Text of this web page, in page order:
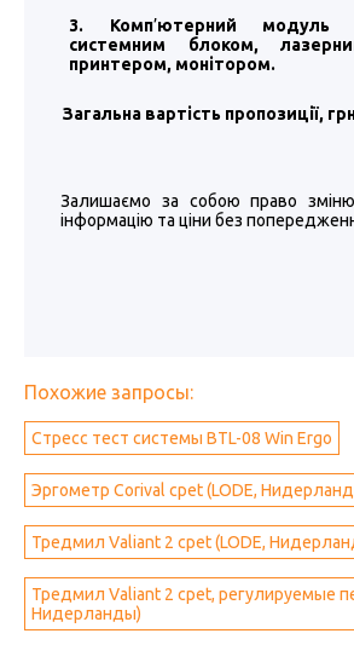
3. Комп’ютерний модуль
системним блоком,
принтером, монітором.
Загальна вартість пропозиції,
Залишаємо за собою право
інформацію та ціни без
Похожие запросы:
Стресс тест системы BTL-08 Win Ergo
Эргометр Corival cpet (LODE,
Тредмил Valiant 2 cpet (LODE,
Тредмил Valiant 2 cpet, регулируемые
Нидерланды)